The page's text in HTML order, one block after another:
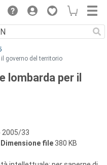
il governo del territorio
lombarda per il
2005/33
Dimensione file 380 KB